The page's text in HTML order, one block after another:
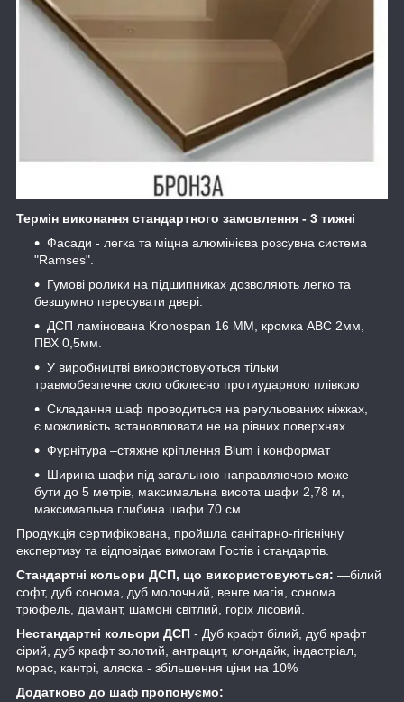
Термін виконання стандартного замовлення - 3 тижні
Фасади - легка та міцна алюмінієва розсувна система
"Ramses".
Гумові ролики на підшипниках дозволяють легко та
безшумно пересувати двері.
ДСП ламінована Kronospan 16 ММ, кромка АВС 2мм,
ПВХ 0,5мм.
У виробництві використовуються тільки
травмобезпечне скло обклеєно протиударною плівкою
Складання шаф проводиться на регульованих ніжках,
є можливість встановлювати не на рівних поверхнях
Фурнітура –стяжне кріплення Blum і конформат
Ширина шафи під загальною направляючою може
бути до 5 метрів, максимальна висота шафи 2,78 м,
максимальна глибина шафи 70 см.
Продукція сертифікована, пройшла санітарно-гігієнічну
експертизу та відповідає вимогам Гостів і стандартів.
Стандартні кольори ДСП, що використовуються: ―білий
софт, дуб сонома, дуб молочний, венге магія, сонома
трюфель, діамант, шамоні світлий, горіх лісовий.
Нестандартні кольори ДСП - Дуб крафт білий, дуб крафт
сірий, дуб крафт золотий, антрацит, клондайк, індастріал,
морас, кантрі, аляска - збільшення ціни на 10%
Додатково до шаф пропонуємо: